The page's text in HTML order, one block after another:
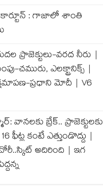
కార్టూన్ : గాజాలో శాంతి
ప్రాజెక్టులు-వరద నీరు |
చమురు, ఎలక్ట్రానిక్స్ |
ప్రధాని మోదీ | V6
వానలకు బ్రేక్.. ప్రాజెక్టులకు
ఫీట్ల కంటే ఎత్తుండొద్దు |
అదిరింది | ఇగ